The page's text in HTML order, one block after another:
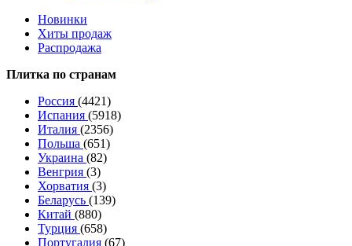
Новинки
Хиты продаж
Распродажа
Плитка по странам
Россия (4421)
Испания (5918)
Италия (2356)
Польша (651)
Украина (82)
Венгрия (3)
Хорватия (3)
Беларусь (139)
Китай (880)
Турция (658)
Португалия (67)